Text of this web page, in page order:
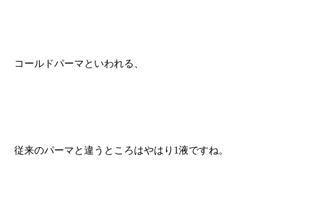
コールドパーマといわれる、
従来のパーマと違うところはやはり1液ですね。